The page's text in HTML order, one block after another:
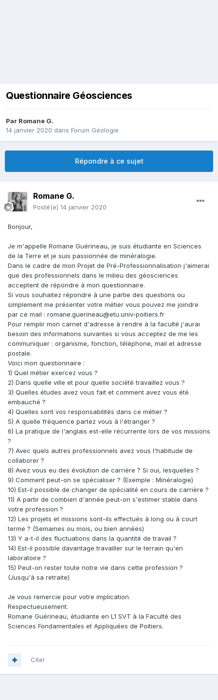
Questionnaire Géosciences
Par Romane G.
14 janvier 2020 dans Forum Géologie
Répondre à ce sujet
Romane G.
Posté(e) 14 janvier 2020
Bonjour,
Je m'appelle Romane Guérineau, je suis étudiante en Sciences
de la Terre et je suis passionnée de minéralogie.
Dans le cadre de mon Projet de Pré-Professionnalisation j'aimerai
que des professionnels dans le milieu des géosciences
acceptent de répondre à mon questionnaire.
Si vous souhaitez répondre à une partie des questions ou
simplement me présenter votre métier vous pouvez me joindre
par ce mail : romane.guerineau@etu.univ-poitiers.fr
Pour remplir mon carnet d'adresse à rendre à la faculté j'aurai
besoin des informations suivantes si vous acceptez de me les
communiquer : organisme, fonction, téléphone, mail et adresse
postale.
Voici mon questionnaire :
1) Quel métier exercez vous ?
2) Dans quelle ville et pour quelle société travaillez vous ?
3) Quelles études avez vous fait et comment avez vous été
embauché ?
4) Quelles sont vos responsabilités dans ce métier ?
5) A quelle fréquence partez vous à l'étranger ?
6) La pratique de l'anglais est-elle récurrente lors de vos missions
?
7) Avec quels autres professionnels avez vous l'habitude de
collaborer ?
8) Avez vous eu des évolution de carrière ? Si oui, lesquelles ?
9) Comment peut-on se spécialiser ? (Exemple : Minéralogie)
10) Est-il possible de changer de spécialité en cours de carrière ?
11) A partir de combien d'année peut-on s'estimer stable dans
votre profession ?
12) Les projets et missions sont-ils effectués à long ou à court
terme ? (Semaines ou mois, ou bien années)
13) Y a-t-il des fluctuations dans la quantité de travail ?
14) Est-il possible davantage travailler sur le terrain qu'en
laboratoire ?
15) Peut-on rester toute notre vie dans cette profession ?
(Jusqu'à sa retraite)
Je vous remercie pour votre implication.
Respectueusement.
Romane Guérineau, étudiante en L1 SVT à la Faculté des
Sciences Fondamentales et Appliquées de Poitiers.
Citer